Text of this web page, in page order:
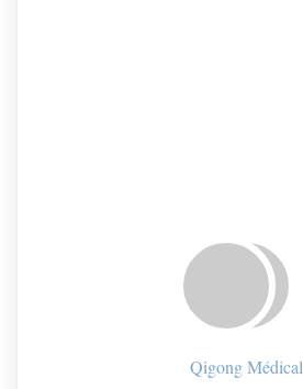
Qigong Médical